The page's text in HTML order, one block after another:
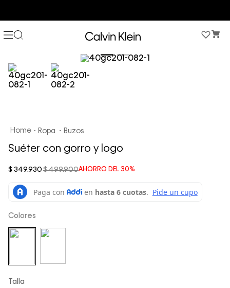
Ropa Buzos
Suéter con gorro y logo
AHORRO DEL 30%
$ 499.900
$ 349.930
Colores
Talla